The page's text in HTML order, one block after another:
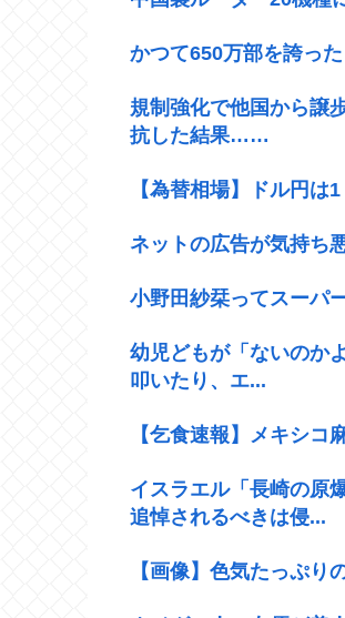
かつて650万部を誇っ
規制強化で他国から譲
抗した結果……
【為替相場】ドル円
ネットの広告が気持
小野田紗栞ってスーパ
幼児どもが「ないのか
叩いたり、エ...
【乞食速報】メキシコ
イスラエル「長崎の原
追悼されるべきは侵...
【画像】色気たっぷり